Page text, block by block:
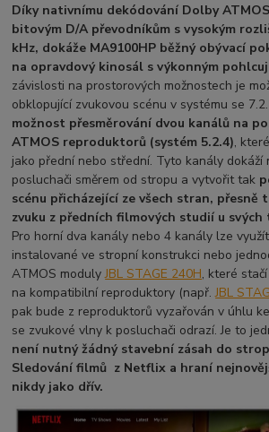
Díky nativnímu dekódování Dolby
bitovým D/A převodníkům s vysokým
kHz, dokáže MA9100HP běžný obývací
na opravdový kinosál s výkonným
závislosti na prostorových možnostech je
obklopující zvukovou scénu v systému se
možnost přesměrování dvou kanálů na
ATMOS reproduktorů (systém 5.2.4),
jako přední nebo střední. Tyto kanály dokáží
posluchači směrem od stropu a vytvořit tak
scénu přicházející ze všech stran, přesně
zvuku z předních filmových studií u
Pro horní dva kanály nebo 4 kanály lze
instalované ve stropní konstrukci nebo
ATMOS modulyJBL STAGE 240H, které
na kompatibilní reproduktory (např.JBL
pak bude z reproduktorů vyzařován v úhlu
se zvukové vlny k posluchači odrazí. Je to
není nutný žádný stavební zásah do
Sledování filmů z Netflix a hraní
nikdy jako dřív.